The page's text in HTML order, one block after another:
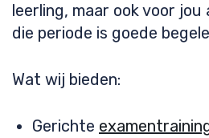
leerling, maar ook voor
die periode is goede
Wat wij bieden:
Gerichte